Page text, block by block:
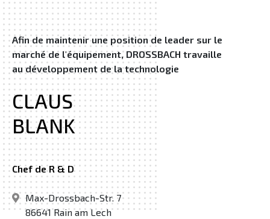
Afin de maintenir une position de leader sur le
marché de l'équipement, DROSSBACH travaille
au développement de la technologie
CLAUS
BLANK
Chef de R & D
Max-Drossbach-Str. 7
86641 Rain am Lech